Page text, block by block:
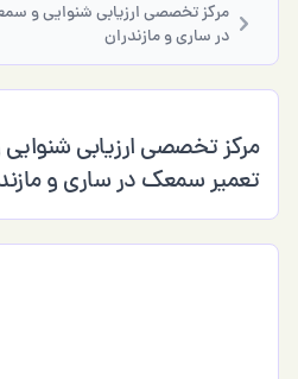
مرکز تخصصی ارزیابی شنوایی و
در ساری و مازندران
مرکز تخصصی ارزیابی
تعمیر سمعک در ساری و